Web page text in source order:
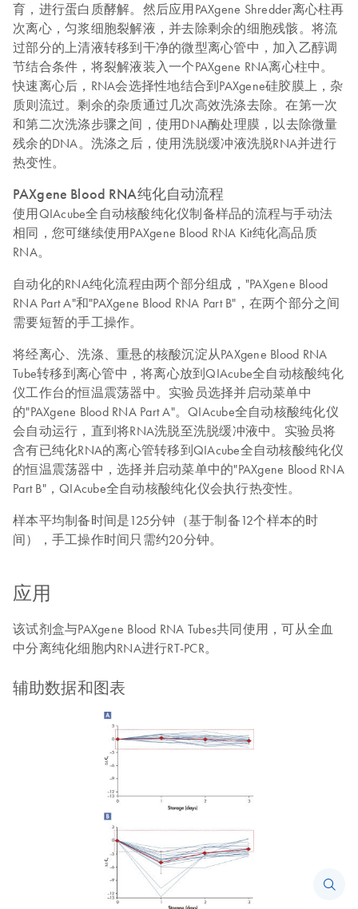
育，进行蛋白质酵解。然后应用PAXgene Shredder离心柱再
次离心，匀浆细胞裂解液，并去除剩余的细胞残骸。将流
过部分的上清液转移到干净的微型离心管中，加入乙醇调
节结合条件，将裂解液装入一个PAXgene RNA离心柱中。
快速离心后，RNA会选择性地结合到PAXgene硅胶膜上，杂
质则流过。剩余的杂质通过几次高效洗涤去除。在第一次
和第二次洗涤步骤之间，使用DNA酶处理膜，以去除微量
残余的DNA。洗涤之后，使用洗脱缓冲液洗脱RNA并进行
热变性。
PAXgene Blood RNA纯化自动流程
使用QIAcube全自动核酸纯化仪制备样品的流程与手动法
相同，您可继续使用PAXgene Blood RNA Kit纯化高品质
RNA。
自动化的RNA纯化流程由两个部分组成，"PAXgene Blood
RNA Part A"和"PAXgene Blood RNA Part B"，在两个部分之间
需要短暂的手工操作。
将经离心、洗涤、重悬的核酸沉淀从PAXgene Blood RNA
Tube转移到离心管中，将离心放到QIAcube全自动核酸纯化
仪工作台的恒温震荡器中。实验员选择并启动菜单中
的"PAXgene Blood RNA Part A"。QIAcube全自动核酸纯化仪
会自动运行，直到将RNA洗脱至洗脱缓冲液中。实验员将
含有已纯化RNA的离心管转移到QIAcube全自动核酸纯化仪
的恒温震荡器中，选择并启动菜单中的"PAXgene Blood RNA
Part B"，QIAcube全自动核酸纯化仪会执行热变性。
样本平均制备时间是125分钟（基于制备12个样本的时
间），手工操作时间只需约20分钟。
应用
该试剂盒与PAXgene Blood RNA Tubes共同使用，可从全血
中分离纯化细胞内RNA进行RT‑PCR。
辅助数据和图表